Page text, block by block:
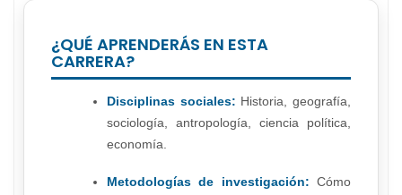
¿QUÉ APRENDERÁS EN ESTA
CARRERA?
Disciplinas sociales: Historia, geografía,
sociología, antropología, ciencia política,
economía.
Metodologías de investigación: Cómo